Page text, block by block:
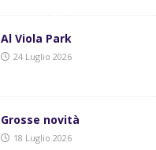
Al Viola Park
24 Luglio 2026
Grosse novità
18 Luglio 2026